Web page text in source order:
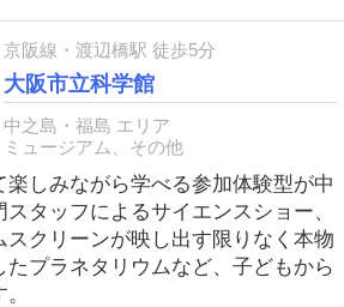
京阪線・渡辺橋駅 徒歩5分
大阪市立科学館
中之島・福島 エリア
ミュージアム、その他
楽しみながら学べる参加体験型が中
タッフによるサイエンスショー、
スクリーンが映し出す限りなく本物
たプラネタリウムなど、子どもから